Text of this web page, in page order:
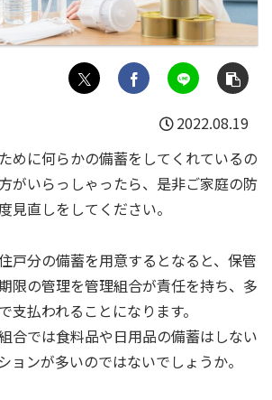
2022.08.19
めに何らかの備蓄をしてくれているの
がいらっしゃったら、是非ご家庭の防
見直しをしてください。
戸分の備蓄を用意するとなると、保管
限の管理を管理組合が責任を持ち、多
支払われることになります。
合では食料品や日用品の備蓄はしない
ョンが多いのではないでしょうか。